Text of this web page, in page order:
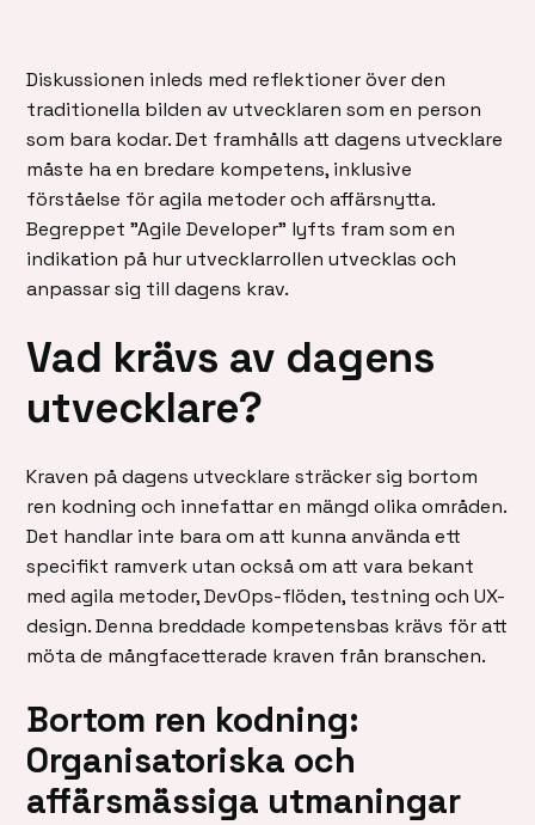
Diskussionen inleds med reflektioner över den
traditionella bilden av utvecklaren som en person
som bara kodar. Det framhålls att dagens utvecklare
måste ha en bredare kompetens, inklusive
förståelse för agila metoder och affärsnytta.
Begreppet ”Agile Developer” lyfts fram som en
indikation på hur utvecklarrollen utvecklas och
anpassar sig till dagens krav.
Vad krävs av dagens
utvecklare?
Kraven på dagens utvecklare sträcker sig bortom
ren kodning och innefattar en mängd olika områden.
Det handlar inte bara om att kunna använda ett
specifikt ramverk utan också om att vara bekant
med agila metoder, DevOps-flöden, testning och UX-
design. Denna breddade kompetensbas krävs för att
möta de mångfacetterade kraven från branschen.
Bortom ren kodning:
Organisatoriska och
affärsmässiga utmaningar